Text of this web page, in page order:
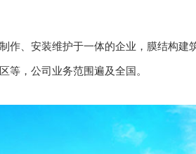
作、安装维护于一体的企业，膜结构
等，公司业务范围遍及全国。